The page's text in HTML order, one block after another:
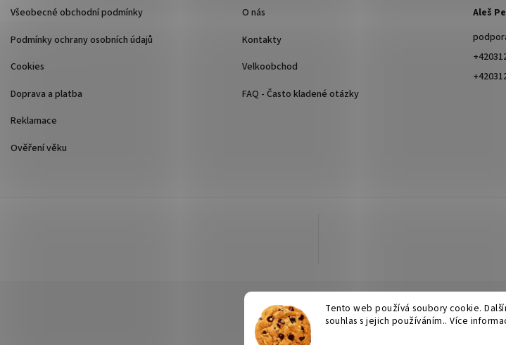
Tento web používá soubory cookie.
souhlas s jejich používáním.. Více
Všeobecné obchodní podmínky
Podmínky ochrany osobních údajů
Cookies
Doprava a platba
Reklamace
Ověření věku
O nás
Kontakty
Velkoobchod
FAQ - Často kladené otázky
Aleš
Copyright 2026Surtep. Všechna